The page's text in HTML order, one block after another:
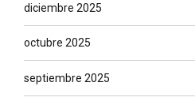
diciembre 2025
octubre 2025
septiembre 2025